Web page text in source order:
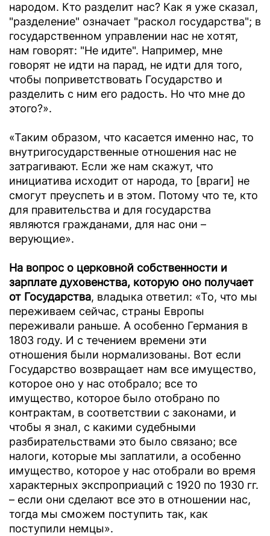
народом. Кто разделит нас? Как я уже сказал,
"разделение" означает "раскол государства"; в
государственном управлении нас не хотят,
нам говорят: "Не идите". Например, мне
говорят не идти на парад, не идти для того,
чтобы поприветствовать Государство и
разделить с ним его радость. Но что мне до
этого?».
«Таким образом, что касается именно нас, то
внутригосударственные отношения нас не
затрагивают. Если же нам скажут, что
инициатива исходит от народа, то [враги] не
смогут преуспеть и в этом. Потому что те, кто
для правительства и для государства
являются гражданами, для нас они –
верующие».
На вопрос о церковной собственности и
зарплате духовенства, которую оно получает
от Государства, владыка ответил: «То, что мы
переживаем сейчас, страны Европы
переживали раньше. А особенно Германия в
1803 году. И с течением времени эти
отношения были нормализованы. Вот если
Государство возвращает нам все имущество,
которое оно у нас отобрало; все то
имущество, которое было отобрано по
контрактам, в соответствии с законами, и
чтобы я знал, с какими судебными
разбирательствами это было связано; все
налоги, которые мы заплатили, а особенно
имущество, которое у нас отобрали во время
характерных экспроприаций с 1920 по 1930 гг.
– если они сделают все это в отношении нас,
тогда мы сможем поступить так, как
поступили немцы».